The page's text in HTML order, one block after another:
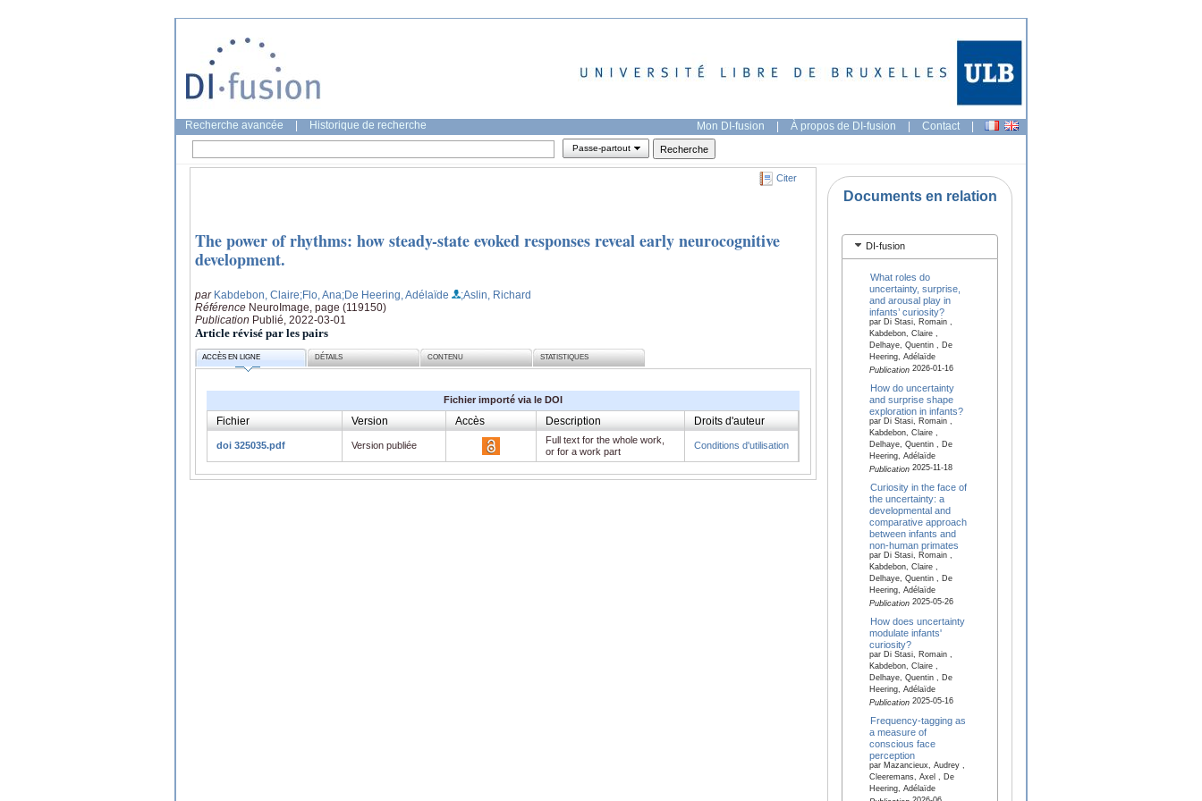
Recherche avancée Historique de recherche Mon DI-fusion | À propos de DI-fusion | Contact |
Passe-partout
Citer
The power of rhythms: how steady-state evoked responses reveal early neurocognitive
development.
par Kabdebon, Claire;Flo, Ana;De Heering, Adélaïde
;Aslin, Richard
Référence NeuroImage, page (119150)
Publication Publié, 2022-03-01
Article révisé par les pairs
ACCÈS EN LIGNE DÉTAILS CONTENU STATISTIQUES
Fichier importé via le DOI
Fichier Version Accès Description Droits d'auteur
doi 325035.pdf Version publiée
Full text for the whole work,
or for a work part
Conditions d'utilisation
Documents en relation
DI-fusion
What roles do
uncertainty, surprise,
and arousal play in
infants’ curiosity?
par Di Stasi, Romain ,
Kabdebon, Claire ,
Delhaye, Quentin , De
Heering, Adélaïde
Publication2026-01-16
How do uncertainty
and surprise shape
exploration in infants?
par Di Stasi, Romain ,
Kabdebon, Claire ,
Delhaye, Quentin , De
Heering, Adélaïde
Publication2025-11-18
Curiosity in the face of
the uncertainty: a
developmental and
comparative approach
between infants and
non-human primates
par Di Stasi, Romain ,
Kabdebon, Claire ,
Delhaye, Quentin , De
Heering, Adélaïde
Publication2025-05-26
How does uncertainty
modulate infants'
curiosity?
par Di Stasi, Romain ,
Kabdebon, Claire ,
Delhaye, Quentin , De
Heering, Adélaïde
Publication2025-05-16
Frequency-tagging as
a measure of
conscious face
perception
par Mazancieux, Audrey ,
Cleeremans, Axel , De
Heering, Adélaïde